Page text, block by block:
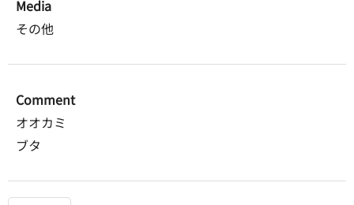
Media
その他
Comment
オオカミ
ブタ